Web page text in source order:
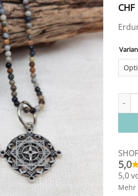
CHF
5,0
5,0
Mehr